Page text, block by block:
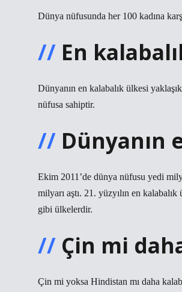
Dünya nüfusunda her 100 kadına
En
Dünyanın en kalabalık ülkesi
nüfusa sahiptir.
Dünyanın
Ekim 2011’de dünya nüfusu yedi
milyarı aştı. 21. yüzyılın en
gibi ülkelerdir.
Çin mi
Çin mi yoksa Hindistan mı daha